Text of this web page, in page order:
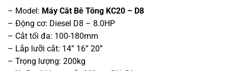
– Model: Máy Căt Bê Tông KC20 – D8
– Động cơ: Diesel D8 – 8.0HP
– Cắt tối đa: 100-180mm
– Lắp lưỡi cắt: 14” 16” 20”
– Trọng lượng: 200kg